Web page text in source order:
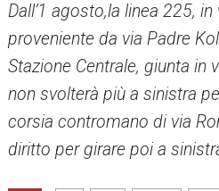
Dall’1 agosto,la linea 225,
proveniente da via Padre
Stazione Centrale, giunta in
non svolterà più a sinistra
corsia contromano di via
diritto per girare poi a